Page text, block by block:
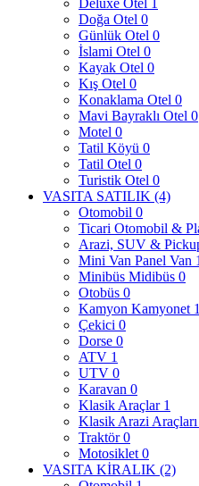
Doğa Otel 0
Günlük Otel 0
İslami Otel 0
Kayak Otel 0
Kış Otel 0
Konaklama Otel 0
Mavi Bayraklı Otel 0
Motel 0
Tatil Köyü 0
Tatil Otel 0
Turistik Otel 0
VASITA SATILIK (4)
Otomobil 0
Ticari Otomobil &
Arazi, SUV &
Mini Van Panel Van 1
Minibüs Midibüs 0
Otobüs 0
Kamyon Kamyonet 1
Çekici 0
Dorse 0
ATV 1
UTV 0
Karavan 0
Klasik Araçlar 1
Klasik Arazi Araçları
Traktör0
Motosiklet 0
VASITA KİRALIK (2)